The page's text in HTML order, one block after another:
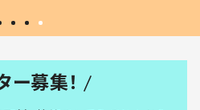
ー募集！